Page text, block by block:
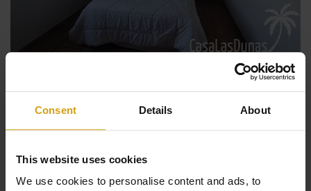
Consent Details About
This website uses cookies
We use cookies to personalise content and ads, to
Descripción